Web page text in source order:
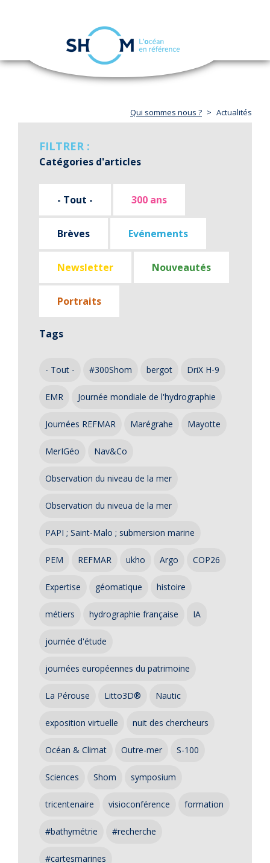
Aller
navigation
Qui sommes nous ? Actualités
FILTRER :
Catégories d'articles
- Tout - 300 ans
Brèves Evénements
Newsletter Nouveautés
Portraits
Tags
- Tout - #300Shom bergot DriX H-9
EMR Journée mondiale de l'hydrographie
Journées REFMAR Marégrahe Mayotte
MerIGéo Nav&Co
Observation du niveau de la mer
Observation du niveua de la mer
PAPI ; Saint-Malo ; submersion marine
PEM REFMAR ukho Argo COP26
Expertise géomatique histoire
métiers hydrographie française IA
journée d'étude
journées européennes du patrimoine
La Pérouse Litto3D® Nautic
exposition virtuelle nuit des chercheurs
Océan & Climat Outre-mer S-100
Sciences Shom symposium
tricentenaire visioconférence formation
#bathymétrie #recherche
#cartesmarines